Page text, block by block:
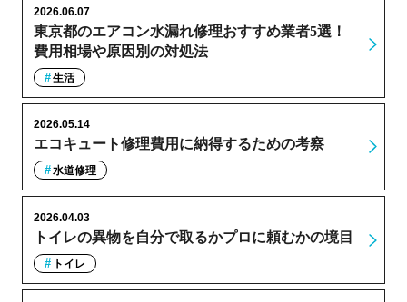
東京都のエアコン水漏れ修理おすすめ業者5選！
費用相場や原因別の対処法
2026.06.07
生活
エコキュート修理費用に納得するための考察
2026.05.14
水道修理
トイレの異物を自分で取るかプロに頼むかの境目
2026.04.03
トイレ